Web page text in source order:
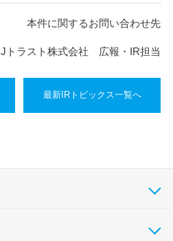
本件に関するお問い合わせ先
Jトラスト株式会社 広報・IR担当
最新IRトピックス一覧へ